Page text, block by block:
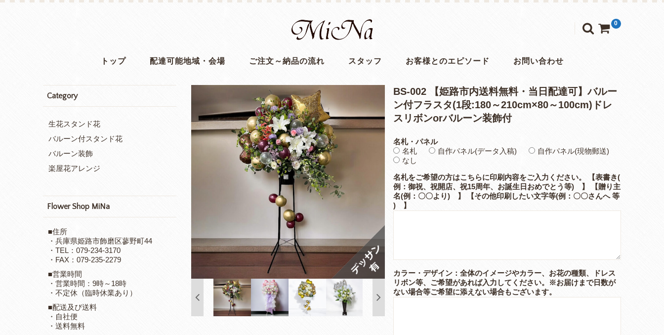
0
トップ 配達可能地域・会場 ご注文～納品の流れ スタッフ お客様とのエピソード お問い合わせ
BS-002 【姫路市内送料無料・当日配達可】バルー
ン付フラスタ(1段:180～210cm×80～100cm)ドレ
スリボンorバルーン装飾付
名札・パネル
名札
自作パネル(データ入稿)
自作パネル(現物郵送)
なし
名札をご希望の方はこちらに印刷内容をご入力ください。 【表書き(
例：御祝、祝開店、祝15周年、お誕生日おめでとう等) 】 【贈り主
名(例：〇〇より) 】 【その他印刷したい文字等(例：〇〇さんへ 等
) 】
カラー・デザイン：全体のイメージやカラー、お花の種類、ドレス
リボン等、ご希望があれば入力してください。※お届けまで日数が
ない場合等ご希望に添えない場合もございます。
Category
生花スタンド花
バルーン付スタンド花
バルーン装飾
楽屋花アレンジ
Flower Shop MiNa
■住所
・兵庫県姫路市飾磨区蓼野町44
・TEL：079-234-3170
・FAX：079-235-2279
■営業時間
・営業時間：9時～18時
・不定休（臨時休業あり）
■配送及び送料
・自社便
・送料無料